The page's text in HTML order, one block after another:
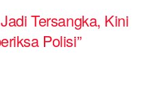
Tersangka, Kini
Polisi”